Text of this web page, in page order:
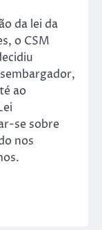
da lei da
o CSM
ao
se sobre
nos